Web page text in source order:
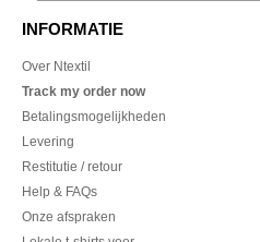
INFORMATIE
Over Ntextil
Track my order now
Betalingsmogelijkheden
Levering
Restitutie / retour
Help & FAQs
Onze afspraken